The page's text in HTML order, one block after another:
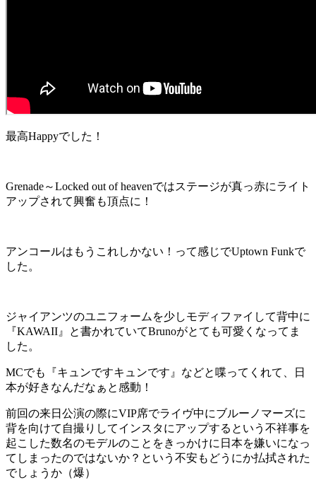
最高Happyでした！
Grenade～Locked out of heavenではステージが真っ赤にライト
アップされて興奮も頂点に！
アンコールはもうこれしかない！って感じでUptown Funkで
した。
ジャイアンツのユニフォームを少しモディファイして背中に
『KAWAII』と書かれていてBrunoがとても可愛くなってま
した。
MCでも『キュンですキュンです』などと喋ってくれて、日
本が好きなんだなぁと感動！
前回の来日公演の際にVIP席でライヴ中にブルーノマーズに
背を向けて自撮りしてインスタにアップするという不祥事を
起こした数名のモデルのことをきっかけに日本を嫌いになっ
てしまったのではないか？という不安もどうにか払拭された
でしょうか（爆）